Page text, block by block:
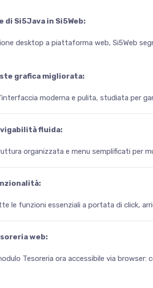
e di Si5Java in Si5Web:
desktop a piattaforma web, Si5Web
grafica migliorata:
moderna e pulita, studiata per
fluida:
organizzata e menu semplificati per
le funzioni essenziali a portata di click,
web:
Tesoreria ora accessibile via